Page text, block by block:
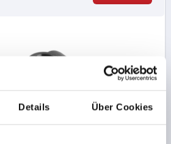
Details Über Cookies